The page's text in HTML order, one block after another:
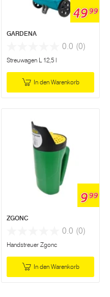
4999
GARDENA
0.0 (0)
Streuwagen L 12,5 l
In den Warenkorb
999
ZGONC
0.0 (0)
Handstreuer Zgonc
In den Warenkorb